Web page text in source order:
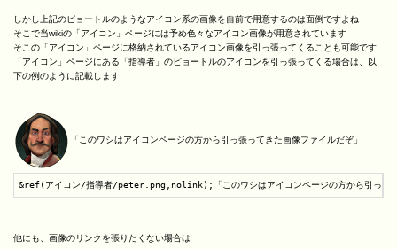
しかし上記のピョートルのようなアイコン系の画像を自前で用意するのは面倒ですよね
そこで当wikiの「アイコン」ページには予め色々なアイコン画像が用意されています
そこの「アイコン」ページに格納されているアイコン画像を引っ張ってくることも可能です
「アイコン」ページにある「指導者」のピョートルのアイコンを引っ張ってくる場合は、以
下の例のように記載します
「このワシはアイコンページの方から引っ張ってきた画像ファイルだぞ」
&ref(アイコン/指導者/peter.png,nolink);「このワシはアイコンページの方から引っ張っ
他にも、画像のリンクを張りたくない場合は